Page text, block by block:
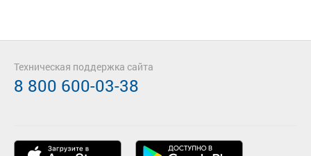
Техническая поддержка сайта
8 800 600-03-38